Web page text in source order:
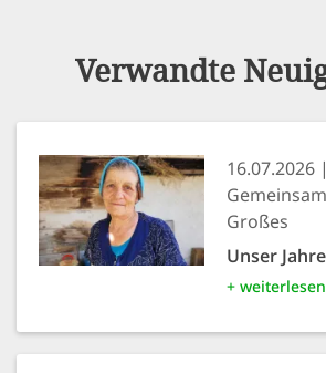
Verwandte
16.07.2026
Großes
Unser
+ weiterlesen